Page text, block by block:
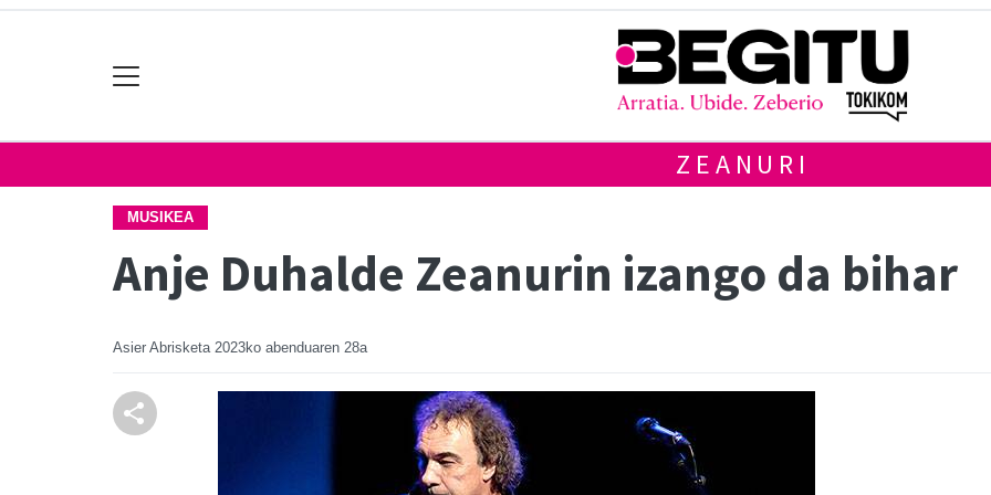
ZEANURI
MUSIKEA
Anje Duhalde Zeanurin izango da bihar
Asier Abrisketa 2023ko abenduaren 28a